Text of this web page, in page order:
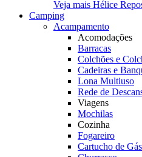
Veja mais Hélice
Camping
Acampamento
Acomodações
Barracas
Colchões e
Cadeiras e
Lona Multiuso
Rede de
Viagens
Mochilas
Cozinha
Fogareiro
Cartucho de Gás